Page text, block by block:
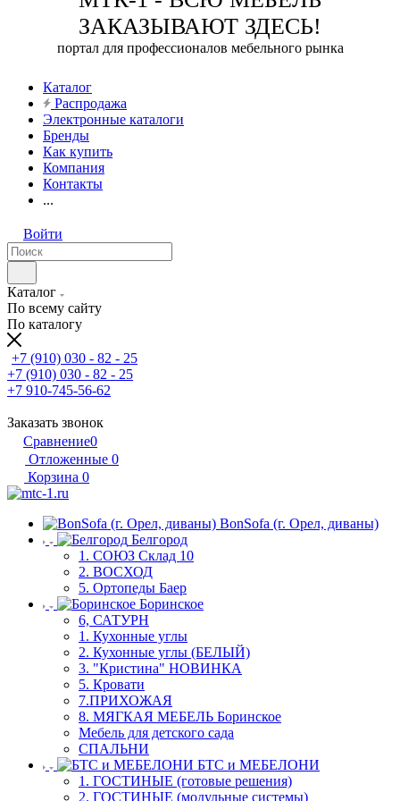
ЗАКАЗЫВАЮТ ЗДЕСЬ!
портал для профессионалов мебельного рынка
Каталог
Распродажа
Электронные каталоги
Бренды
Как купить
Компания
Контакты
...
Войти
Каталог
По всему сайту
По каталогу
+7 (910) 030 - 82 - 25
+7 (910) 030 - 82 - 25
+7 910-745-56-62
Заказать звонок
Сравнение0
Отложенные 0
Корзина 0
BonSofa (г. Орел, диваны)
Белгород
1. СОЮЗ Склад 10
2. ВОСХОД
5. Ортопеды Баер
Боринское
6, САТУРН
1. Кухонные углы
2. Кухонные углы (БЕЛЫЙ)
3. "Кристина" НОВИНКА
5. Кровати
7.ПРИХОЖАЯ
8. МЯГКАЯ МЕБЕЛЬ Боринское
Мебель для детского сада
СПАЛЬНИ
БТС и МЕБЕЛОНИ
1. ГОСТИНЫЕ (готовые решения)
2. ГОСТИНЫЕ (модульные системы)